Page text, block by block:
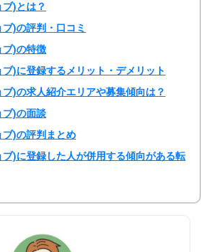
)とは？
)の評判・口コミ
)の特徴
)に登録するメリット・デメリット
)の求人紹介エリアや募集傾向は？
)の面談
)の評判まとめ
)に登録した人が併用する傾向がある転